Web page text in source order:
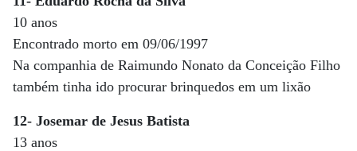
10 anos
Encontrado morto em 09/06/1997
Na companhia de Raimundo Nonato da Conceição Filho
também tinha ido procurar brinquedos em um lixão
12- Josemar de Jesus Batista
13 anos